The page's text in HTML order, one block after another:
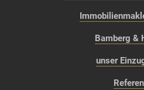
Bamberg &
unser